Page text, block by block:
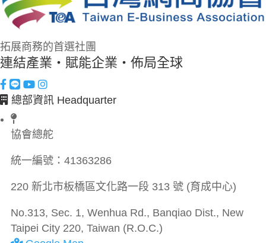
拓展商務的首選社團
連結產業・賦能企業・佈局全球
總部資訊 Headquarter
協會總舵
統一編號： 41363286
220 新北市板橋區文化路一段 313 號 (育成中心)
No.313, Sec. 1, Wenhua Rd., Banqiao Dist., New
Taipei City 220, Taiwan (R.O.C.)